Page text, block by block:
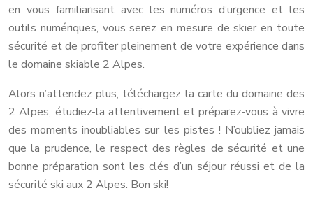
en vous familiarisant avec les numéros d’urgence et les
outils numériques, vous serez en mesure de skier en toute
sécurité et de profiter pleinement de votre expérience dans
le domaine skiable 2 Alpes.
Alors n’attendez plus, téléchargez la carte du domaine des
2 Alpes, étudiez-la attentivement et préparez-vous à vivre
des moments inoubliables sur les pistes ! N’oubliez jamais
que la prudence, le respect des règles de sécurité et une
bonne préparation sont les clés d’un séjour réussi et de la
sécurité ski aux 2 Alpes. Bon ski!